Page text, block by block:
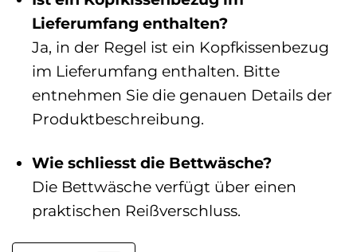
Lieferumfang enthalten?
Ja, in der Regel ist ein Kopfkissenbezug
im Lieferumfang enthalten. Bitte
entnehmen Sie die genauen Details der
Produktbeschreibung.
Wie schliesst die Bettwäsche?
Die Bettwäsche verfügt über einen
praktischen Reißverschluss.